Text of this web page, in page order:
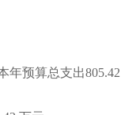
年预算总支出805.42